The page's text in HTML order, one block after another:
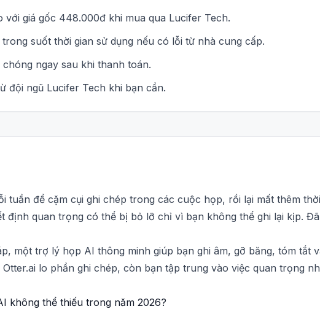
với giá gốc 448.000đ khi mua qua Lucifer Tech.
trong suốt thời gian sử dụng nếu có lỗi từ nhà cung cấp.
ngay sau khi thanh toán.
đội ngũ Lucifer Tech khi bạn cần.
tuần để cặm cụi ghi chép trong các cuộc họp, rồi lại mất thêm
định quan trọng có thể bị bỏ lỡ chỉ vì bạn không thể ghi lại kịp.
một trợ lý họp AI thông minh giúp bạn ghi âm, gỡ băng, tóm tắt
lo phần ghi chép, còn bạn tập trung vào việc quan trọng
không thể thiếu trong năm 2026?